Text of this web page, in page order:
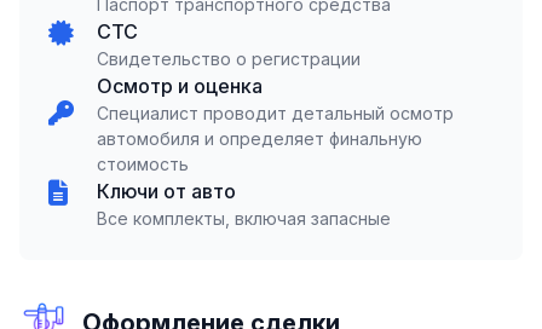
Паспорт транспортного средства
СТС
Свидетельство о регистрации
Осмотр и оценка
Специалист проводит детальный осмотр
автомобиля и определяет финальную
стоимость
Ключи от авто
Все комплекты, включая запасные
Оформление сделки